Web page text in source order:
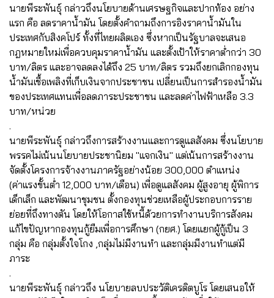
นายพีระพันธุ์ กล่าวถึงนโยบายด้านเศรษฐกิจและปากท้อง อย่าง
แรก คือ ลดราคาน้ำมัน โดยตั้งคำถามถึงการอิงราคาน้ำมันใน
ประเทศกับสิงคโปร์ ทั้งที่ไทยผลิตเอง ซึ่งหากเป็นรัฐบาลจะเสนอ
กฎหมายใหม่เพื่อควบคุมราคาน้ำมัน และตั้งเป้าให้ราคาต่ำกว่า 30
บาท/ลิตร และอาจลดลงได้ถึง 25 บาท/ลิตร รวมถึงยกเลิกกองทุน
น้ำมันเชื้อเพลิงที่เก็บเงินจากประชาชน เปลี่ยนเป็นการสำรองน้ำมัน
ของประเทศแทนเพื่อลดภาระประชาชน และลดค่าไฟฟ้าเหลือ 3.3
บาท/หน่วย
.
นายพีระพันธุ์ กล่าวถึงการสร้างงานและการดูแลสังคม ซึ่งนโยบาย
พรรคไม่เน้นนโยบายประชานิยม "แจกเงิน" แต่เน้นการสร้างงาน
จัดตั้งโครงการจ้างงานภาครัฐอย่างน้อย 300,000 ตำแหน่ง
(ค่าแรงขั้นต่ำ 12,000 บาท/เดือน) เพื่อดูแลสังคม ผู้สูงอายุ ผู้พิการ
เด็กเล็ก และพัฒนาชุมชน ตั้งกองทุนช่วยเหลือผู้ประกอบการราย
ย่อยที่ถึงทางตัน โดยให้โอกาสใช้หนี้ด้วยการทำงานบริการสังคม
แก้ไขปัญหากองทุนกู้ยืมเพื่อการศึกษา (กยศ.) โดยแยกผู้กู้เป็น 3
กลุ่ม คือ กลุ่มตั้งใจโกง ,กลุ่มไม่มีงานทำ และกลุ่มมีงานทำแต่มี
ภาระ
.
นายพีระพันธุ์ กล่าวถึง นโยบายลบประวัติเครดิตบูโร โดยเสนอให้